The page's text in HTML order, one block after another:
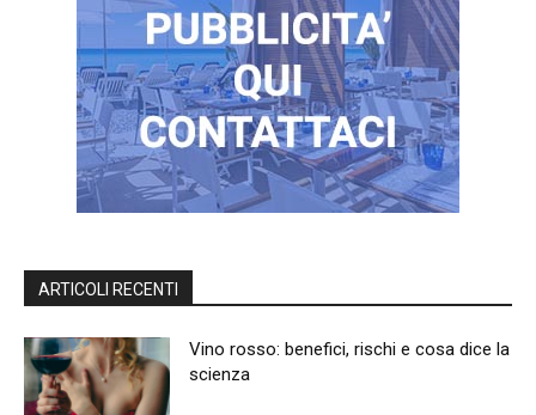
ARTICOLI RECENTI
Vino rosso: benefici, rischi e cosa dice la
scienza